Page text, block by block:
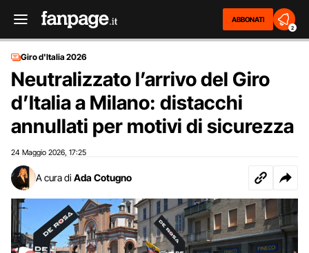
ABBONATI
2
Giro d'Italia 2026
Neutralizzato l’arrivo del Giro
d’Italia a Milano: distacchi
annullati per motivi di sicurezza
24 Maggio 2026 17:25
A cura di Ada Cotugno